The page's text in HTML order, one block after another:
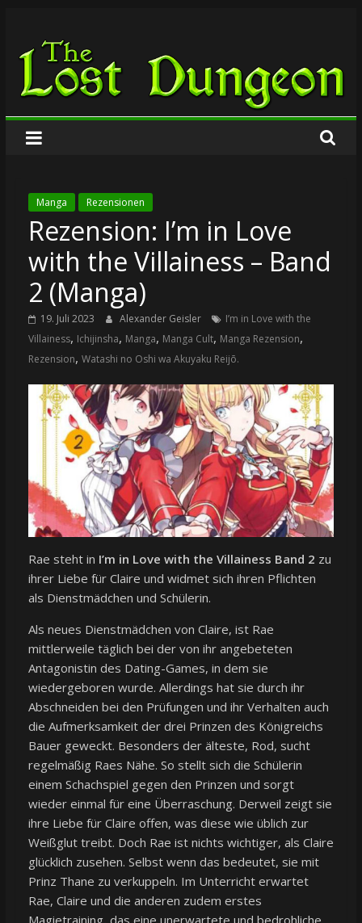
springen
The
Lost
Dungeon
Manga Rezensionen
Rezension: I’m in Love
with the Villainess – Band
2 (Manga)
19. Juli 2023 Alexander Geisler
I’m in Love with the
Villainess, Ichijinsha, Manga, Manga Cult, Manga Rezension,
Rezension, Watashi no Oshi wa Akuyaku Reijō.
Rae steht in I’m in Love with the Villainess Band 2 zu
ihrer Liebe für Claire und widmet sich ihren Pflichten
als Dienstmädchen und Schülerin.
Als neues Dienstmädchen von Claire, ist Rae
mittlerweile täglich bei der von ihr angebeteten
Antagonistin des Dating-Games, in dem sie
wiedergeboren wurde. Allerdings hat sie durch ihr
Abschneiden bei den Prüfungen und ihr Verhalten auch
die Aufmerksamkeit der drei Prinzen des Königreichs
Bauer geweckt. Besonders der älteste, Rod, sucht
regelmäßig Raes Nähe. So stellt sich die Schülerin
einem Schachspiel gegen den Prinzen und sorgt
wieder einmal für eine Überraschung. Derweil zeigt sie
ihre Liebe für Claire offen, was diese wie üblich zur
Weißglut treibt. Doch Rae ist nichts wichtiger, als Claire
glücklich zusehen. Selbst wenn das bedeutet, sie mit
Prinz Thane zu verkuppeln. Im Unterricht erwartet
Rae, Claire und die anderen zudem erstes